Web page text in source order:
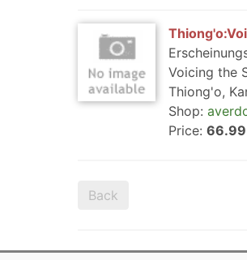
Voicing the
Thiong'o,
Shop:
Price: 66.99
Back